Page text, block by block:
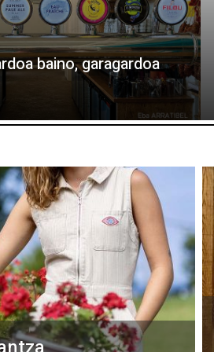
baino, garagardoa